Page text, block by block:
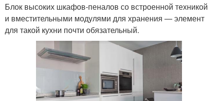
Блок высоких шкафов-пеналов со встроенной техникой
и вместительными модулями для хранения — элемент
для такой кухни почти обязательный.